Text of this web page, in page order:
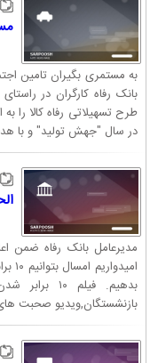
دارایی ها به ده هزار
مطلوبتر به مشتریان از طریق ۱۳۰۰ شعبه و واحدهای خدماتی
بانک رفاه از بدو تاسیس
رضایت آنان را سرلوحه
نیرو‌های دانشی و متعهد
کشور، تکریم ارباب
همچنین از دستاورد‌های
برترین دستگاه در زمینه
همه ساله آن تا کنون
خدمات بانک رفاه کارگران
بانک رفاه کارگران در
طرح تسهیلاتی رفاه کالا را
در سال "جهش تولید" و با
مدیرعامل بانک رفاه ضمن
بدهیم. فیلم
بازنشستگان,ویدیو صحبت